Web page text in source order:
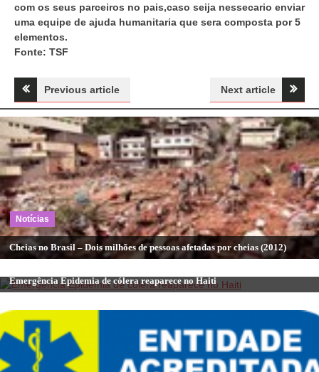
com os seus parceiros no pais,caso seija nessecario enviar
uma equipe de ajuda humanitaria que sera composta por 5
elementos.
Fonte: TSF
Navegação
de
artigos
Previous article Next article
Notícias
Cheias no Brasil – Dois milhões de pessoas afetadas por cheias (2012)
Notícias
Emergência Epidemia de cólera reaparece no Haiti